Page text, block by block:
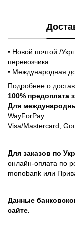
• Новой почтой /
перевозчика
• Международная
Подробнее о
100% предоплата
Для
WayForPay:
Visa/Mastercard,
Для заказов по
онлайн-оплата по
monobank или
Данные
сайте.